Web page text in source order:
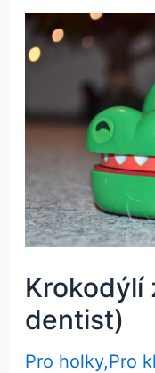
Krokodýlí
dentist)
Pro holky,Pro